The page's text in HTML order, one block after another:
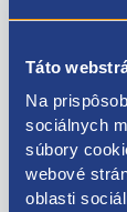
Táto
Na
sociálnych
súbory
webové
oblasti
3C8035453